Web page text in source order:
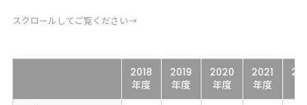
スクロールしてご覧ください→
2018
年度
2019
年度
2020
年度
2021
年度
年